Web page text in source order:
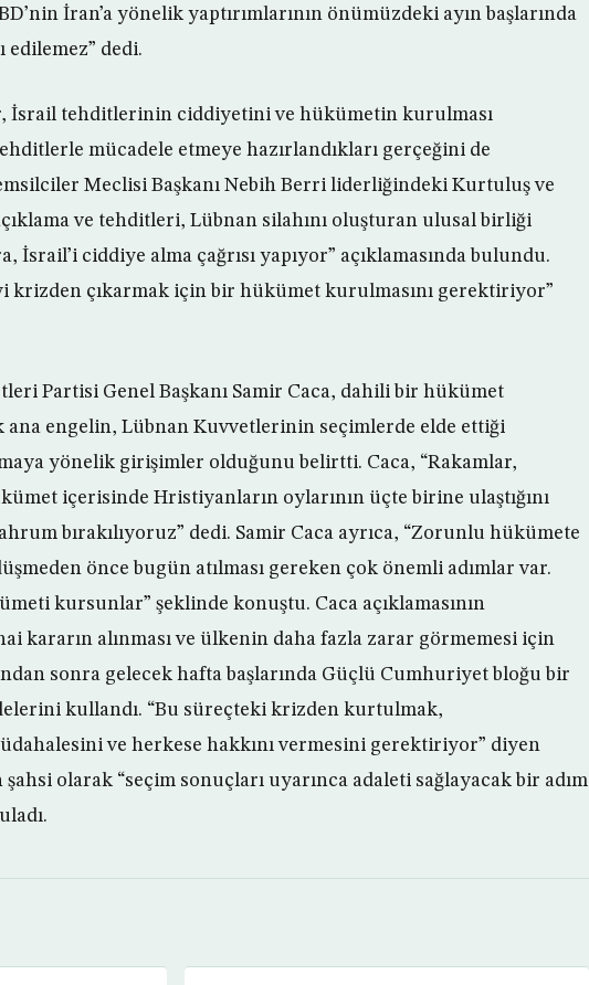
İran’a yönelik yaptırımlarının önümüzdeki ayın başlarında
dedi.
İsrail tehditlerinin ciddiyetini ve hükümetin kurulması
mücadele etmeye hazırlandıkları gerçeğini de
Meclisi Başkanı Nebih Berri liderliğindeki Kurtuluş ve
ve tehditleri, Lübnan silahını oluşturan ulusal birliği
İsrail’i ciddiye alma çağrısı yapıyor” açıklamasında bulundu.
krizden çıkarmak için bir hükümet kurulmasını gerektiriyor”
Partisi Genel Başkanı Samir Caca, dahili bir hükümet
ana engelin, Lübnan Kuvvetlerinin seçimlerde elde ettiği
yönelik girişimler olduğunu belirtti. Caca, “Rakamlar,
içerisinde Hristiyanların oylarının üçte birine ulaştığını
bırakılıyoruz” dedi. Samir Caca ayrıca, “Zorunlu hükümete
önce bugün atılması gereken çok önemli adımlar var.
kursunlar” şeklinde konuştu. Caca açıklamasının
kararın alınması ve ülkenin daha fazla zarar görmemesi için
sonra gelecek hafta başlarında Güçlü Cumhuriyet bloğu bir
kullandı. “Bu süreçteki krizden kurtulmak,
ve herkese hakkını vermesini gerektiriyor” diyen
olarak “seçim sonuçları uyarınca adaleti sağlayacak bir adım